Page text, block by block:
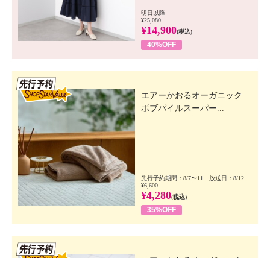
明日以降
¥25,080
¥14,900(税込)
40%OFF
エアーかおるオーガニック
ボブパイルスーパー...
先行予約期間：8/7〜11 放送日：8/12
¥6,600
¥4,280(税込)
35%OFF